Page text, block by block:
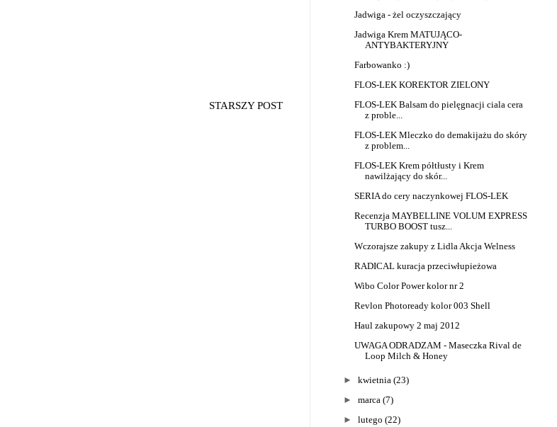
STARSZY POST
Jadwiga - żel oczyszczający
Jadwiga Krem MATUJĄCO-
ANTYBAKTERYJNY
Farbowanko :)
FLOS-LEK KOREKTOR ZIELONY
FLOS-LEK Balsam do pielęgnacji ciala cera
z proble...
FLOS-LEK Mleczko do demakijażu do skóry
z problem...
FLOS-LEK Krem półtłusty i Krem
nawilżający do skór...
SERIA do cery naczynkowej FLOS-LEK
Recenzja MAYBELLINE VOLUM EXPRESS
TURBO BOOST tusz...
Wczorajsze zakupy z Lidla Akcja Welness
RADICAL kuracja przeciwłupieżowa
Wibo Color Power kolor nr 2
Revlon Photoready kolor 003 Shell
Haul zakupowy 2 maj 2012
UWAGA ODRADZAM - Maseczka Rival de
Loop Milch & Honey
► kwietnia (23)
► marca (7)
► lutego (22)